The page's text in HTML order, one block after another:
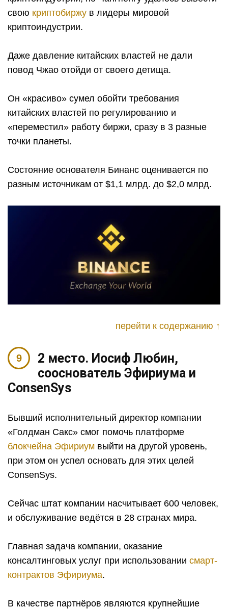
свою криптобиржу в лидеры мировой
криптоиндустрии.
Даже давление китайских властей не дали
повод Чжао отойди от своего детища.
Он «красиво» сумел обойти требования
китайских властей по регулированию и
«переместил» работу биржи, сразу в 3 разные
точки планеты.
Состояние основателя Бинанс оценивается по
разным источникам от $1,1 млрд. до $2,0 млрд.
перейти к содержанию ↑
2 место. Иосиф Любин,
сооснователь Эфириума и
ConsenSys
Бывший исполнительный директор компании
«Голдман Сакс» смог помочь платформе
блокчейна Эфириум выйти на другой уровень,
при этом он успел основать для этих целей
ConsenSys.
Сейчас штат компании насчитывает 600 человек,
и обслуживание ведётся в 28 странах мира.
Главная задача компании, оказание
консалтинговых услуг при использовании смарт-
контрактов Эфириума.
В качестве партнёров являются крупнейшие